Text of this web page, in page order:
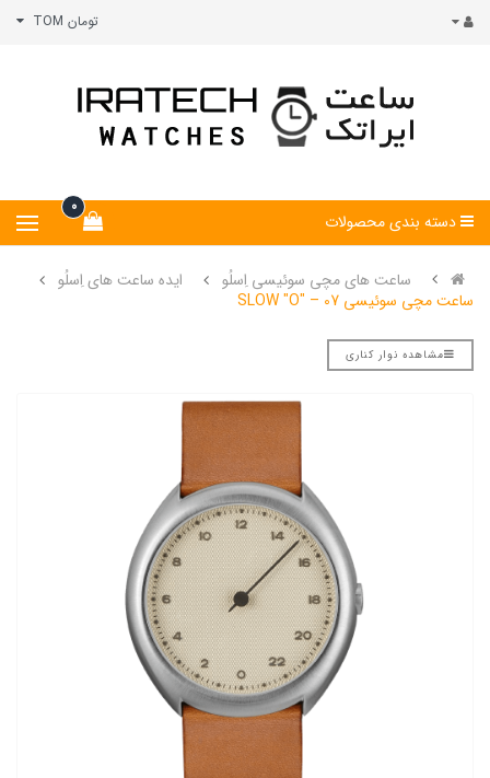
تومان TOM
0
دسته بندی محصولات
ساعت های مچی سوئیسی اِسلُو
ایده ساعت های اِسلُو
ساعت مچی سوئیسی SLOW "O" – 07
مشاهده نوار کناری